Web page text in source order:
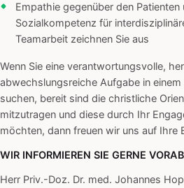
Empathie gegenüber den Patienten
Sozialkompetenz für
Teamarbeit zeichnen Sie aus
Wenn Sie eine verantwortungsvolle,
abwechslungsreiche Aufgabe in
suchen, bereit sind die christliche
mitzutragen und diese durch Ihr
möchten, dann freuen wir uns auf Ihre
WIR INFORMIEREN SIE GERNE
Herr Priv.-Doz. Dr. med. Johannes